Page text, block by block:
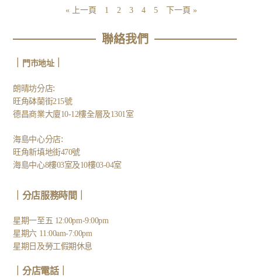
« 上一頁 1 2 3 4 5 下一頁 »
聯絡我們
門市地址｜
朗晴坊分店:
旺角砵蘭街215號
德昌商業大廈10-12樓全層及1301室
海島中心分店:
旺角新填地街470號
海島中心8樓03室及10樓03-04室
｜分店服務時間｜
星期一至五 12:00pm-9:00pm
星期六 11:00am-7:00pm
星期日及勞工假期休息
分店電話｜